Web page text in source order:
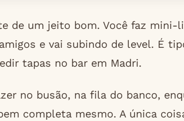
de um jeito bom. Você faz mini-
e vai subindo de level. É
tapas no bar em Madri.
no busão, na fila do banco,
completa mesmo. A única